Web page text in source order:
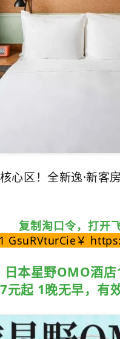
心区！全新逸·新客
复制淘口令，打开
GsuRVturCie￥
日本星野OMO酒
元起 1晚无早，有